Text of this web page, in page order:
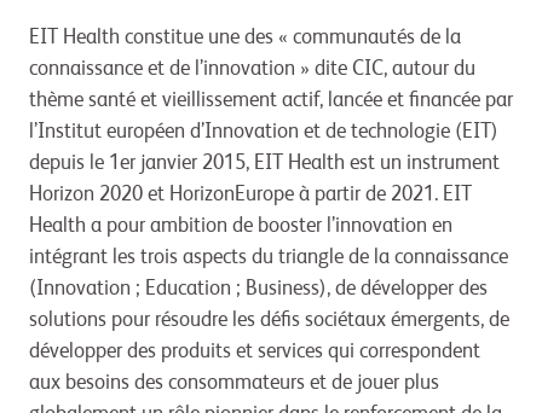
EIT Health constitue une des « communautés de la
connaissance et de l’innovation » dite CIC, autour du
thème santé et vieillissement actif, lancée et financée par
l’Institut européen d’Innovation et de technologie (EIT)
depuis le 1er janvier 2015, EIT Health est un instrument
Horizon 2020 et HorizonEurope à partir de 2021. EIT
Health a pour ambition de booster l’innovation en
intégrant les trois aspects du triangle de la connaissance
(Innovation ; Education ; Business), de développer des
solutions pour résoudre les défis sociétaux émergents, de
développer des produits et services qui correspondent
aux besoins des consommateurs et de jouer plus